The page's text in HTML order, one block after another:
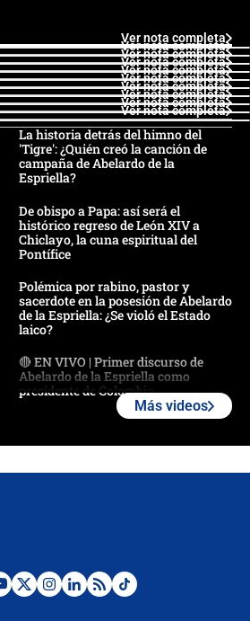
Ver nota completa
Ver nota completa
Ver nota completa
Ver nota completa
Ver nota completa
Ver nota completa
Ver nota completa
Ver nota completa
Ver nota completa
Ver nota completa
La historia detrás del himno del
'Tigre': ¿Quién creó la canción de
campaña de Abelardo de la
Espriella?
De obispo a Papa: así será el
histórico regreso de León XIV a
Chiclayo, la cuna espiritual del
Pontífice
Polémica por rabino, pastor y
sacerdote en la posesión de Abelardo
de la Espriella: ¿Se violó el Estado
laico?
🔴 EN VIVO | Primer discurso de
Abelardo de la Espriella como
presidente de Colombia
Desde dermatitis hasta infecciones:
Más videos